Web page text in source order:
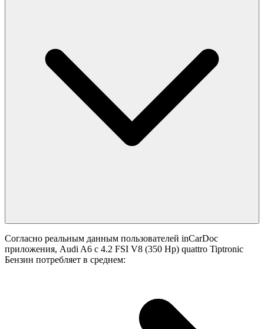
Согласно реальным данным пользователей inCarDoc
приложения, Audi A6 с 4.2 FSI V8 (350 Hp) quattro Tiptronic
Бензин потребляет в среднем: